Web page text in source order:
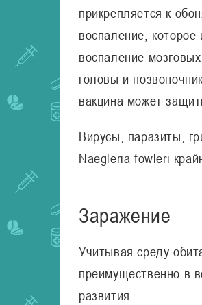
прикрепляется к
воспаление, которое
воспаление
головы и
вакцина может
Вирусы, паразиты,
Naegleria fowleri
Заражение
Учитывая среду
преимущественно в
развития.